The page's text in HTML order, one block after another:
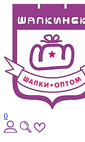
0